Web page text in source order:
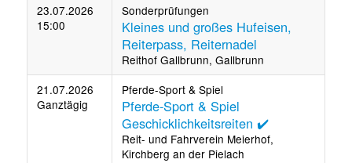
23.07.2026
15:00
Sonderprüfungen
Kleines und großes Hufeisen,
Reiterpass, Reiternadel
Reithof Gallbrunn, Gallbrunn
21.07.2026
Ganztägig
Pferde-Sport & Spiel
Pferde-Sport & Spiel
Geschicklichkeitsreiten ✔️
Reit- und Fahrverein Meierhof,
Kirchberg an der Pielach